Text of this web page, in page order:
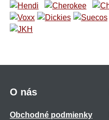
O nás
Obchodné podmienky